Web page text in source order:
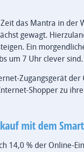
das Mantra in der
gewagt.
Ein
um 7 Uhr clever
Zugangsgerät
Shopper zu
mit dem
14,0 % der Online-